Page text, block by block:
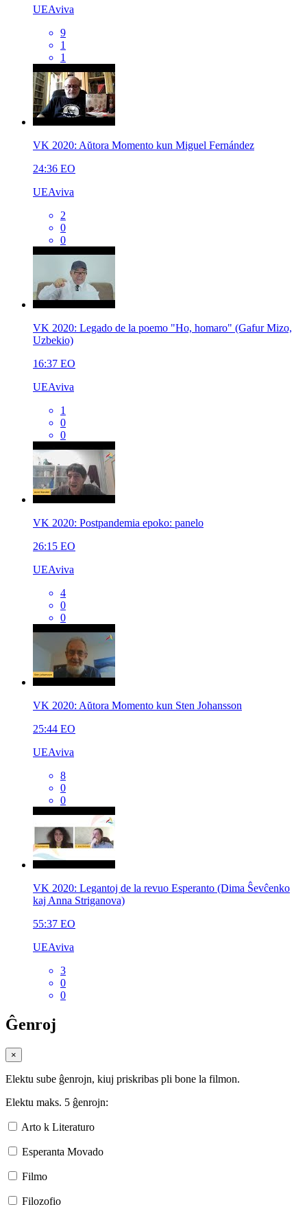
UEAviva
9
1
1
VK 2020: Aŭtora Momento kun Miguel Fernández
24:36 EO
UEAviva
2
0
0
VK 2020: Legado de la poemo "Ho, homaro" (Gafur Mizo,
Uzbekio)
16:37 EO
UEAviva
1
0
0
VK 2020: Postpandemia epoko: panelo
26:15 EO
UEAviva
4
0
0
VK 2020: Aŭtora Momento kun Sten Johansson
25:44 EO
UEAviva
8
0
0
VK 2020: Legantoj de la revuo Esperanto (Dima Ŝevĉenko
kaj Anna Striganova)
55:37 EO
UEAviva
3
0
0
Ĝenroj
×
Elektu sube ĝenrojn, kiuj priskribas pli bone la filmon.
Elektu maks. 5 ĝenrojn:
Arto k Literaturo
Esperanta Movado
Filmo
Filozofio